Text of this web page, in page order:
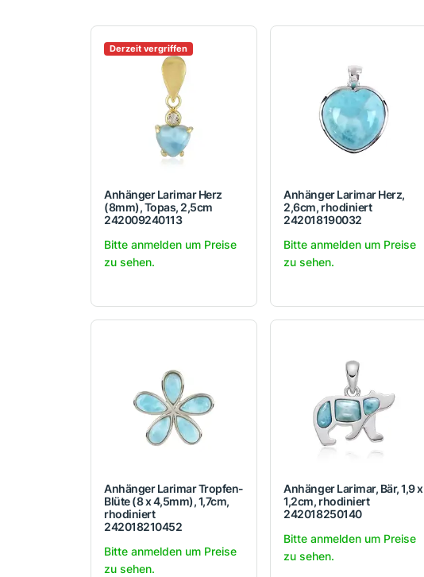
Derzeit vergriffen
Anhänger Larimar Herz
(8mm), Topas, 2,5cm
242009240113
Bitte anmelden um Preise
zu sehen.
Anhänger Larimar Herz,
2,6cm, rhodiniert
242018190032
Bitte anmelden um Preise
zu sehen.
Anhänger Larimar Tropfen-
Blüte (8 x 4,5mm), 1,7cm,
rhodiniert
242018210452
Bitte anmelden um Preise
zu sehen.
Anhänger Larimar, Bär, 1,9 x
1,2cm, rhodiniert
242018250140
Bitte anmelden um Preise
zu sehen.